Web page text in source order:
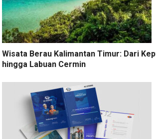
Wisata Berau Kalimantan Timur: Dari
hingga Labuan Cermin